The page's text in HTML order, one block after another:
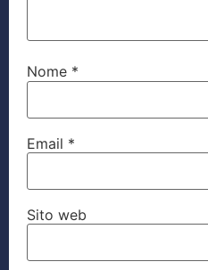
Nome *
Email *
Sito web